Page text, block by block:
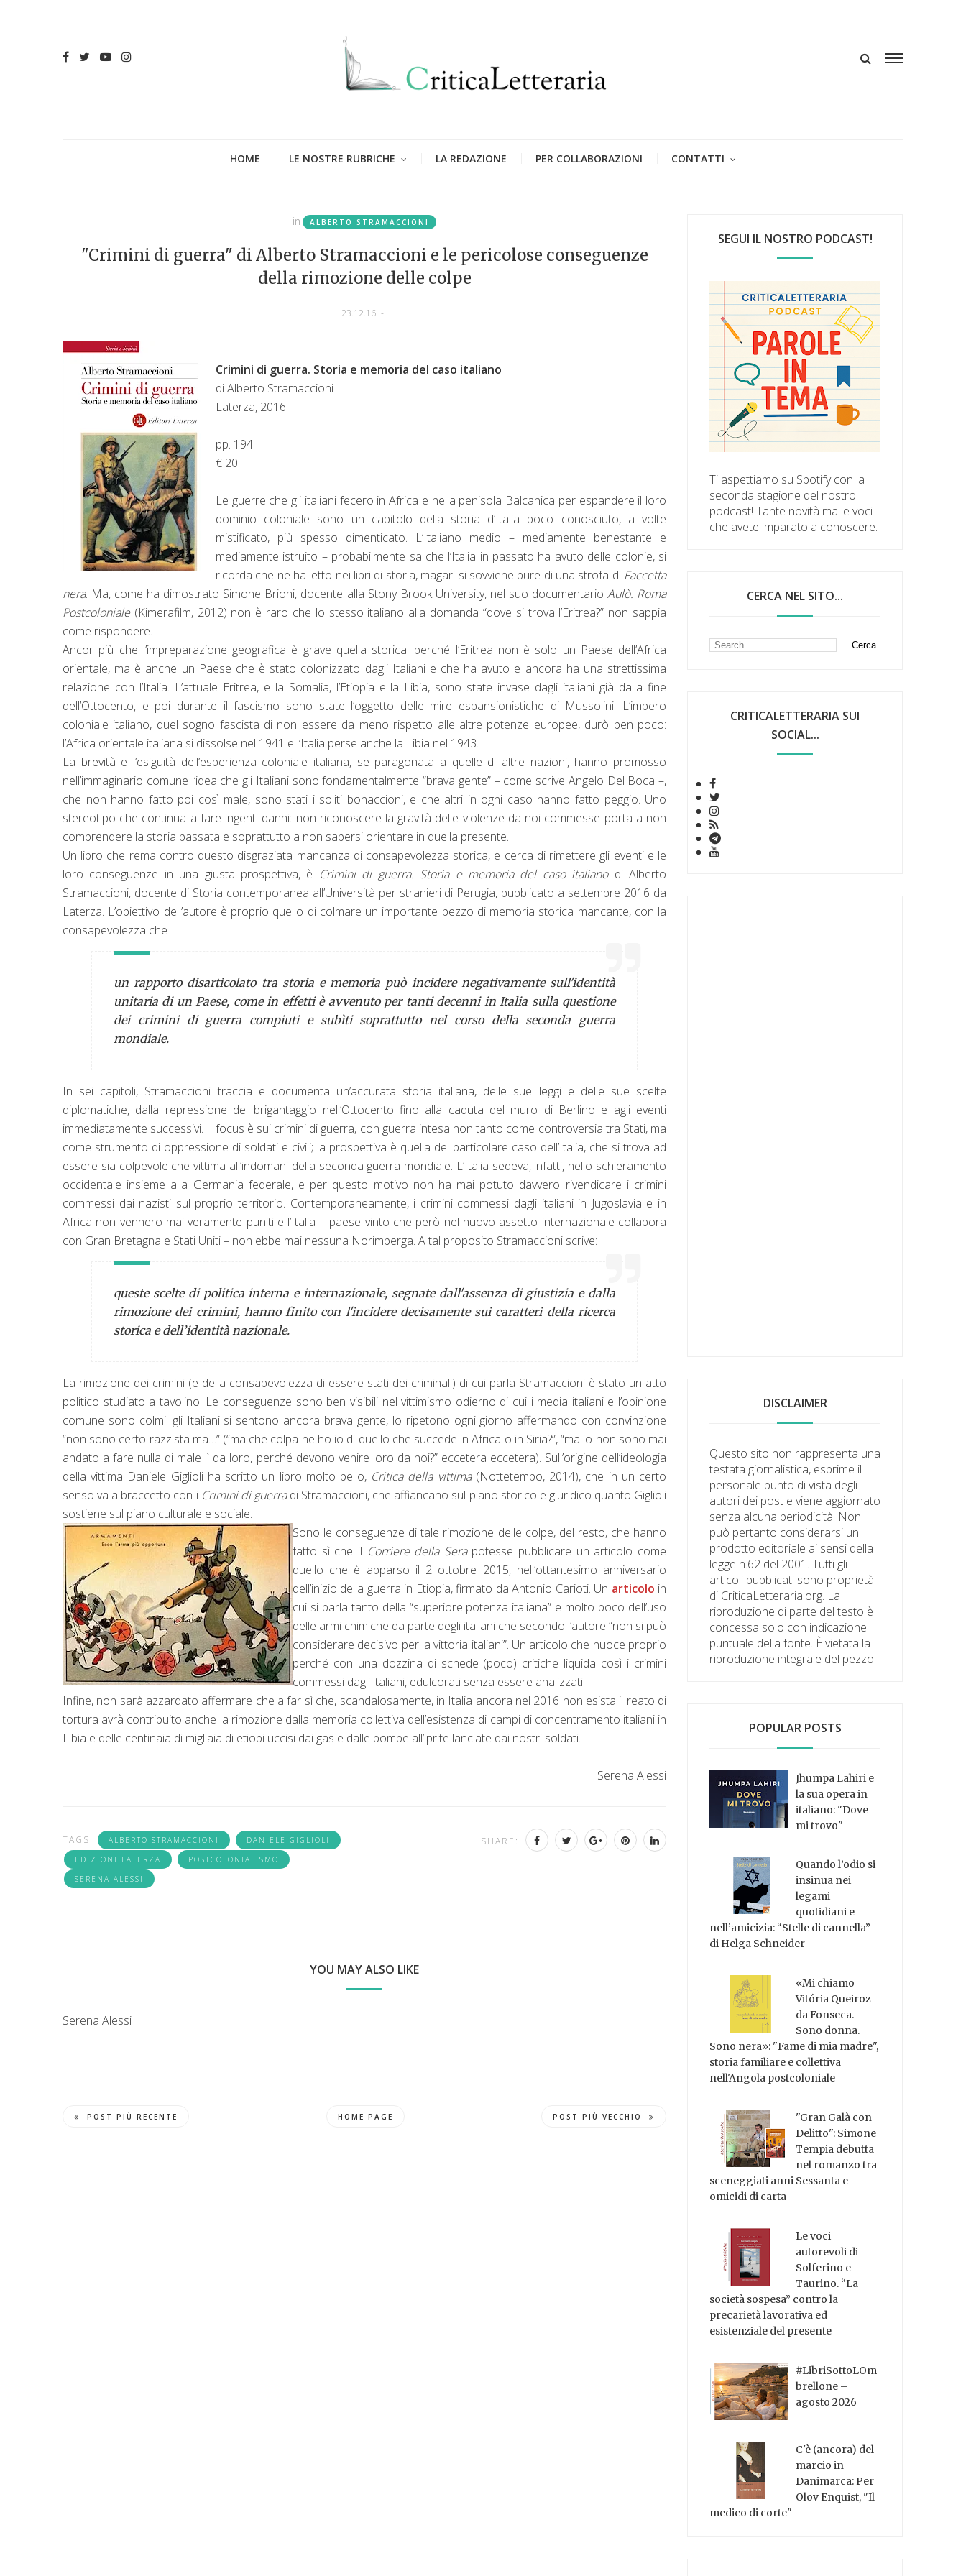
HOME LE NOSTRE RUBRICHE LA REDAZIONE PER COLLABORAZIONI CONTATTI
in ALBERTO STRAMACCIONI
"Crimini di guerra" di Alberto Stramaccioni e le pericolose conseguenze
della rimozione delle colpe
23.12.16 -
Crimini di guerra. Storia e memoria del caso italiano
di Alberto Stramaccioni
Laterza, 2016
pp. 194
€ 20
Le guerre che gli italiani fecero in Africa e nella penisola Balcanica per espandere il loro
dominio coloniale sono un capitolo della storia d’Italia poco conosciuto, a volte
mistificato, più spesso dimenticato. L’Italiano medio – mediamente benestante e
mediamente istruito – probabilmente sa che l’Italia in passato ha avuto delle colonie, si
ricorda che ne ha letto nei libri di storia, magari si sovviene pure di una strofa di Faccetta
nera. Ma, come ha dimostrato Simone Brioni, docente alla Stony Brook University, nel suo documentario Aulò. Roma
Postcoloniale(Kimerafilm, 2012) non è raro che lo stesso italiano alla domanda “dove si trova l’Eritrea?” non sappia
come rispondere.
Ancor più che l’impreparazione geografica è grave quella storica: perché l’Eritrea non è solo un Paese dell’Africa
orientale, ma è anche un Paese che è stato colonizzato dagli Italiani e che ha avuto e ancora ha una strettissima
relazione con l’Italia. L’attuale Eritrea, e la Somalia, l’Etiopia e la Libia, sono state invase dagli italiani già dalla fine
dell’Ottocento, e poi durante il fascismo sono state l’oggetto delle mire espansionistiche di Mussolini. L’impero
coloniale italiano, quel sogno fascista di non essere da meno rispetto alle altre potenze europee, durò ben poco:
l’Africa orientale italiana si dissolse nel 1941 e l’Italia perse anche la Libia nel 1943.
La brevità e l’esiguità dell’esperienza coloniale italiana, se paragonata a quelle di altre nazioni, hanno promosso
nell’immaginario comune l’idea che gli Italiani sono fondamentalmente “brava gente” – come scrive Angelo Del Boca –,
che non hanno fatto poi così male, sono stati i soliti bonaccioni, e che altri in ogni caso hanno fatto peggio. Uno
stereotipo che continua a fare ingenti danni: non riconoscere la gravità delle violenze da noi commesse porta a non
comprendere la storia passata e soprattutto a non sapersi orientare in quella presente.
Un libro che rema contro questo disgraziata mancanza di consapevolezza storica, e cerca di rimettere gli eventi e le
loro conseguenze in una giusta prospettiva, è Crimini di guerra. Storia e memoria del caso italianodi Alberto
Stramaccioni, docente di Storia contemporanea all’Università per stranieri di Perugia, pubblicato a settembre 2016 da
Laterza. L’obiettivo dell’autore è proprio quello di colmare un importante pezzo di memoria storica mancante, con la
consapevolezza che
un rapporto disarticolato tra storia e memoria può incidere negativamente sull'identità
unitaria di un Paese, come in effetti è avvenuto per tanti decenni in Italia sulla questione
dei crimini di guerra compiuti e subìti soprattutto nel corso della seconda guerra
mondiale.
In sei capitoli, Stramaccioni traccia e documenta un’accurata storia italiana, delle sue leggi e delle sue scelte
diplomatiche, dalla repressione del brigantaggio nell’Ottocento fino alla caduta del muro di Berlino e agli eventi
immediatamente successivi. Il focus è sui crimini di guerra, con guerra intesa non tanto come controversia tra Stati, ma
come strumento di oppressione di soldati e civili; la prospettiva è quella del particolare caso dell’Italia, che si trova ad
essere sia colpevole che vittima all’indomani della seconda guerra mondiale. L’Italia sedeva, infatti, nello schieramento
occidentale insieme alla Germania federale, e per questo motivo non ha mai potuto davvero rivendicare i crimini
commessi dai nazisti sul proprio territorio. Contemporaneamente, i crimini commessi dagli italiani in Jugoslavia e in
Africa non vennero mai veramente puniti e l’Italia – paese vinto che però nel nuovo assetto internazionale collabora
con Gran Bretagna e Stati Uniti – non ebbe mai nessuna Norimberga. A tal proposito Stramaccioni scrive:
queste scelte di politica interna e internazionale, segnate dall'assenza di giustizia e dalla
rimozione dei crimini, hanno finito con l'incidere decisamente sui caratteri della ricerca
storica e dell’identità nazionale.
La rimozione dei crimini (e della consapevolezza di essere stati dei criminali) di cui parla Stramaccioni è stato un atto
politico studiato a tavolino. Le conseguenze sono ben visibili nel vittimismo odierno di cui i media italiani e l’opinione
comune sono colmi: gli Italiani si sentono ancora brava gente, lo ripetono ogni giorno affermando con convinzione
“non sono certo razzista ma…” (“ma che colpa ne ho io di quello che succede in Africa o in Siria?”, “ma io non sono mai
andato a fare nulla di male lì da loro, perché devono venire loro da noi?” eccetera eccetera). Sull’origine dell’ideologia
della vittima Daniele Giglioli ha scritto un libro molto bello, Critica della vittima(Nottetempo, 2014), che in un certo
senso va a braccetto con i Crimini di guerradi Stramaccioni, che affiancano sul piano storico e giuridico quanto Giglioli
sostiene sul piano culturale e sociale.
Sono le conseguenze di tale rimozione delle colpe, del resto, che hanno
fatto sì che il Corriere della Serapotesse pubblicare un articolo come
quello che è apparso il 2 ottobre 2015, nell’ottantesimo anniversario
dell’inizio della guerra in Etiopia, firmato da Antonio Carioti. Un articolo in
cui si parla tanto della “superiore potenza italiana” e molto poco dell’uso
delle armi chimiche da parte degli italiani che secondo l’autore “non si può
considerare decisivo per la vittoria italiani”. Un articolo che nuoce proprio
perché con una dozzina di schede (poco) critiche liquida così i crimini
commessi dagli italiani, edulcorati senza essere analizzati.
Infine, non sarà azzardato affermare che a far sì che, scandalosamente, in Italia ancora nel 2016 non esista il reato di
tortura avrà contribuito anche la rimozione dalla memoria collettiva dell’esistenza di campi di concentramento italiani in
Libia e delle centinaia di migliaia di etiopi uccisi dai gas e dalle bombe all’iprite lanciate dai nostri soldati.
Serena Alessi
TAGS: ALBERTO STRAMACCIONI
DANIELE GIGLIOLI
EDIZIONI LATERZA
POSTCOLONIALISMO
SERENA ALESSI
SHARE:
YOU MAY ALSO LIKE
Serena Alessi
POST PIÙ RECENTE HOME PAGE POST PIÙ VECCHIO
SEGUI IL NOSTRO PODCAST!
Ti aspettiamo su Spotify con la
seconda stagione del nostro
podcast! Tante novità ma le voci
che avete imparato a conoscere.
CERCA NEL SITO...
CRITICALETTERARIA SUI
SOCIAL...
DISCLAIMER
Questo sito non rappresenta una
testata giornalistica, esprime il
personale punto di vista degli
autori dei post e viene aggiornato
senza alcuna periodicità. Non
può pertanto considerarsi un
prodotto editoriale ai sensi della
legge n.62 del 2001. Tutti gli
articoli pubblicati sono proprietà
di CriticaLetteraria.org. La
riproduzione di parte del testo è
concessa solo con indicazione
puntuale della fonte. È vietata la
riproduzione integrale del pezzo.
POPULAR POSTS
Jhumpa Lahiri e
la sua opera in
italiano: "Dove
mi trovo"
Quando l’odio si
insinua nei
legami
quotidiani e
nell’amicizia: “Stelle di cannella”
di Helga Schneider
«Mi chiamo
Vitória Queiroz
da Fonseca.
Sono donna.
Sono nera»: "Fame di mia madre",
storia familiare e collettiva
nell'Angola postcoloniale
"Gran Galà con
Delitto": Simone
Tempia debutta
nel romanzo tra
sceneggiati anni Sessanta e
omicidi di carta
Le voci
autorevoli di
Solferino e
Taurino. “La
società sospesa” contro la
precarietà lavorativa ed
esistenziale del presente
#LibriSottoLOm
brellone –
agosto 2026
C'è (ancora) del
marcio in
Danimarca: Per
Olov Enquist, "Il
medico di corte"